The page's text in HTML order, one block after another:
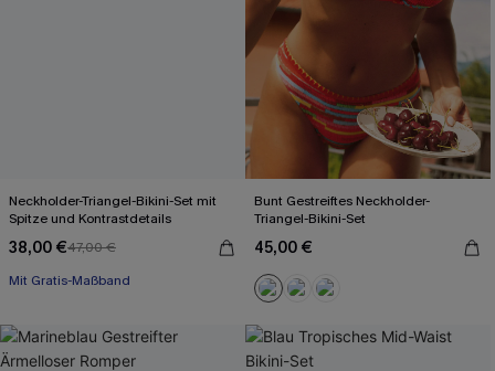
Neckholder-Triangel-Bikini-Set mit
Spitze und Kontrastdetails
38,00 €47,00 €
Mit Gratis-Maßband
Bunt Gestreiftes Neckholder-
Triangel-Bikini-Set
45,00 €